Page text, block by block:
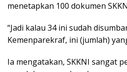
menetapkan 100 dokumen
“Jadi kalau 34 ini sudah
Kemenparekraf, ini (jumlah)
Ia mengatakan, SKKNI sangat